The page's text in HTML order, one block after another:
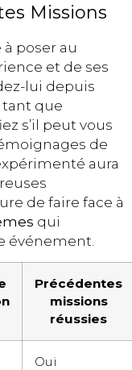
Missions
poser au
et de ses
lui depuis
que
s’il peut vous
de
aura
de faire face à
qui
événement.
Précédentes
missions
réussies
Oui